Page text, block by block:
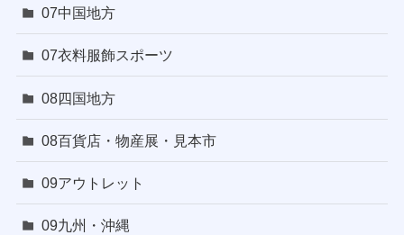
07中国地方
07衣料服飾スポーツ
08四国地方
08百貨店・物産展・見本市
09アウトレット
09九州・沖縄